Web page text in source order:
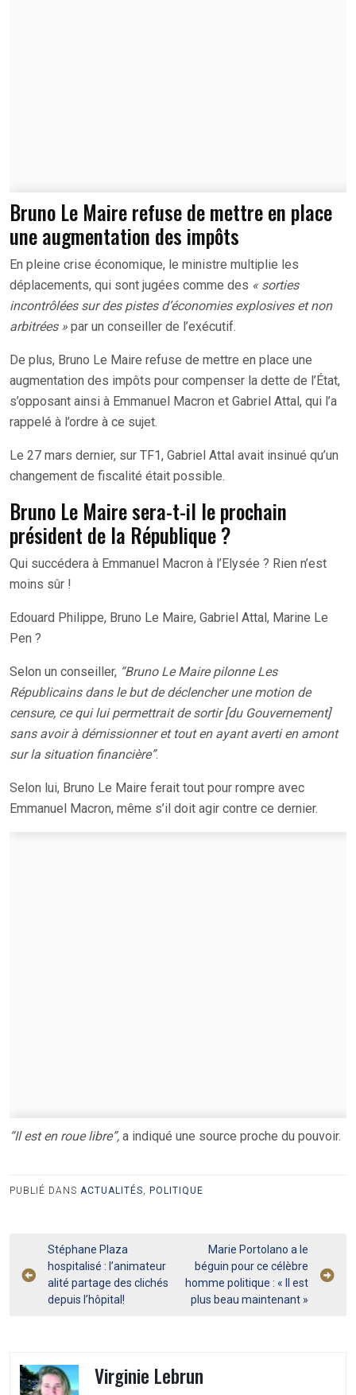
Bruno Le Maire refuse de mettre en place
une augmentation des impôts
En pleine crise économique, le ministre multiplie les
déplacements, qui sont jugées comme des « sorties
incontrôlées sur des pistes d’économies explosives et non
arbitrées » par un conseiller de l’exécutif.
De plus, Bruno Le Maire refuse de mettre en place une
augmentation des impôts pour compenser la dette de l’État,
s’opposant ainsi à Emmanuel Macron et Gabriel Attal, qui l’a
rappelé à l’ordre à ce sujet.
Le 27 mars dernier, sur TF1, Gabriel Attal avait insinué qu’un
changement de fiscalité était possible.
Bruno Le Maire sera-t-il le prochain
président de la République ?
Qui succédera à Emmanuel Macron à l’Elysée ? Rien n’est
moins sûr !
Edouard Philippe, Bruno Le Maire, Gabriel Attal, Marine Le
Pen ?
Selon un conseiller, “Bruno Le Maire pilonne Les
Républicains dans le but de déclencher une motion de
censure, ce qui lui permettrait de sortir [du Gouvernement]
sans avoir à démissionner et tout en ayant averti en amont
sur la situation financière”.
Selon lui, Bruno Le Maire ferait tout pour rompre avec
Emmanuel Macron, même s’il doit agir contre ce dernier.
“Il est en roue libre”, a indiqué une source proche du pouvoir.
PUBLIÉ DANS ACTUALITÉS POLITIQUE
Navigation
de
l’article
Stéphane Plaza
hospitalisé : l’animateur
alité partage des clichés
depuis l’hôpital!
Marie Portolano a le
béguin pour ce célèbre
homme politique : « Il est
plus beau maintenant »
Virginie Lebrun